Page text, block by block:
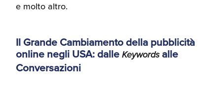
Ricerca Personale e
e molto altro.
Il Grande Cambiamento della pubblicità
online negli USA: dalleKeywordsalle
Conversazioni